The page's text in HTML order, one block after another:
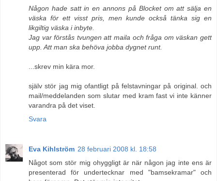
Någon hade satt in en annons på Blocket om att sälja en
väska för ett visst pris, men kunde också tänka sig en
likgiltig väska i inbyte.
Jag var förstås tvungen att maila och fråga om väskan gett
upp. Att man ska behöva jobba dygnet runt.
...skrev min kära mor.
själv stör jag mig ofantligt på felstavningar på original. och
mail/meddelanden som slutar med kram fast vi inte känner
varandra på det viset.
Svara
Eva Kihlström 28 februari 2008 kl. 18:58
Något som stör mig ohyggligt är när någon jag inte ens är
presenterad för undertecknar med "bamsekramar" och